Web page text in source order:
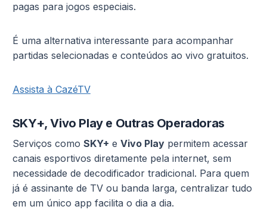
pagas para jogos especiais.
É uma alternativa interessante para acompanhar
partidas selecionadas e conteúdos ao vivo gratuitos.
Assista à CazéTV
SKY+, Vivo Play e Outras Operadoras
Serviços como SKY+ e Vivo Playpermitem acessar
canais esportivos diretamente pela internet, sem
necessidade de decodificador tradicional. Para quem
já é assinante de TV ou banda larga, centralizar tudo
em um único app facilita o dia a dia.